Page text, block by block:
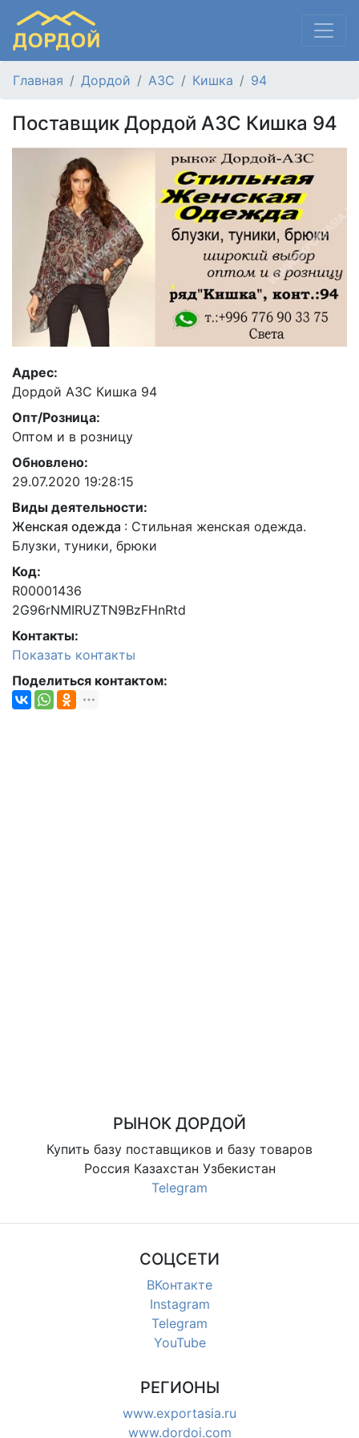
Главная Дордой АЗС Кишка 94
Поставщик Дордой АЗС Кишка 94
Адрес:
Дордой АЗС Кишка 94
Опт/Розница:
Оптом и в розницу
Обновлено:
29.07.2020 19:28:15
Виды деятельности:
Женская одежда : Стильная женская одежда.
Блузки, туники, брюки
Код:
R00001436
2G96rNMIRUZTN9BzFHnRtd
Контакты:
Показать контакты
Поделиться контактом:
РЫНОК ДОРДОЙ
Купить базу поставщиков и базу товаров
Россия Казахстан Узбекистан
Telegram
СОЦСЕТИ
ВКонтакте
Instagram
Telegram
YouTube
РЕГИОНЫ
www.exportasia.ru
www.dordoi.com